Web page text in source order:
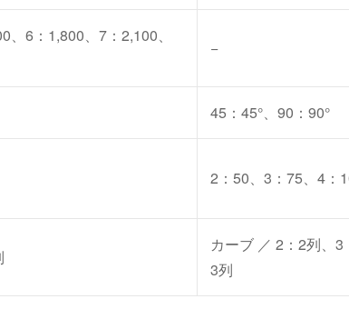
6：1,800、7：2,100、
−
45：45°、90：90°
2：50、3：75、4：
カーブ ／ 2：2列、3
3列